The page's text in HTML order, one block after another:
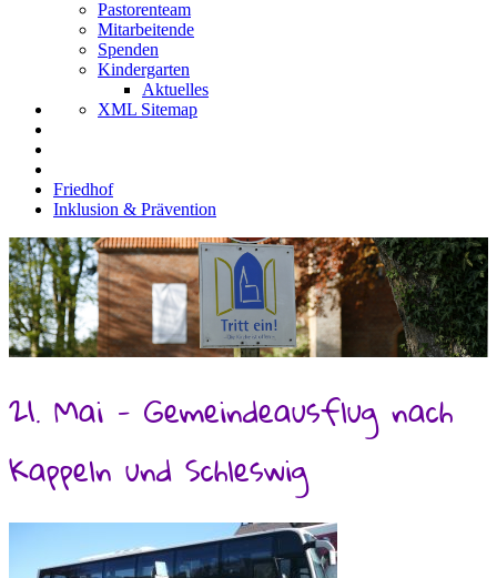
Pastorenteam
Mitarbeitende
Spenden
Kindergarten
Aktuelles
XML Sitemap
Friedhof
Inklusion & Prävention
21. Mai - Gemeindeausflug nach
Kappeln und Schleswig